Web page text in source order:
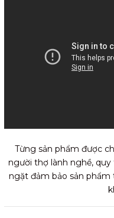
Từng sản phẩm được
người thợ lành nghề,
ngặt đảm bảo sản phẩm